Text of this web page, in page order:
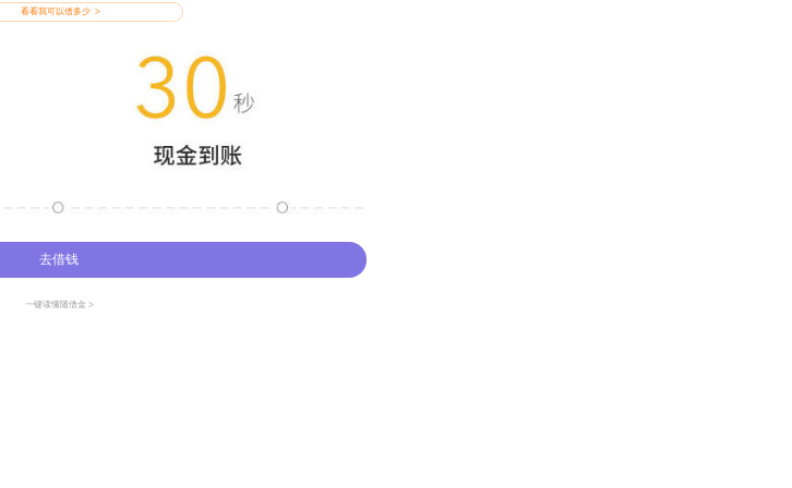
看看我可以借多少 >
去借钱
一键读懂随借金 >